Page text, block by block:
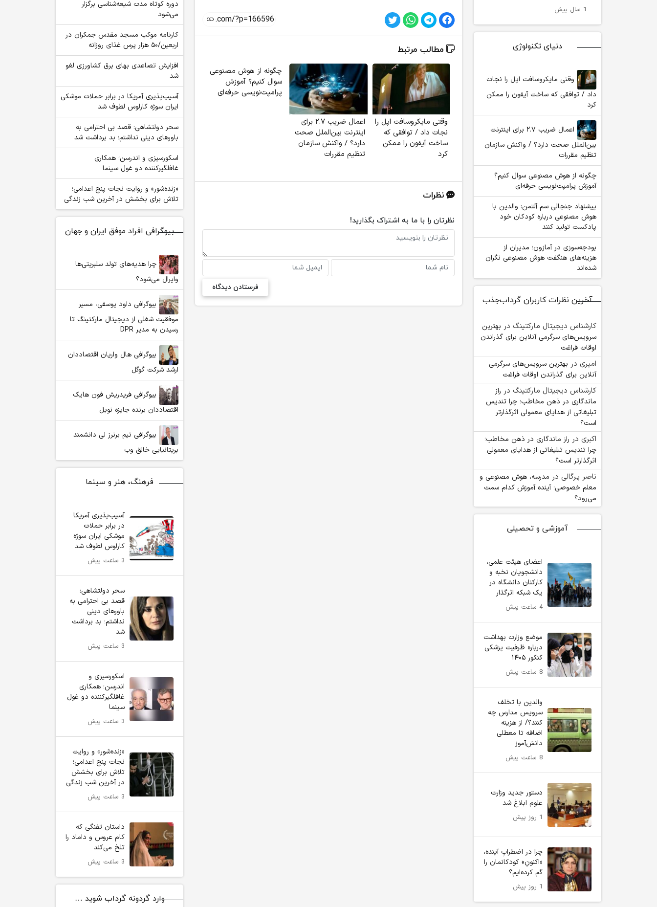
1 سال پیش
دنیای تکنولوژی
وقتی مایکروسافت اپل را نجات
داد / توافقی که ساخت آیفون را ممکن
کرد
اعمال ضریب ۲.۷ برای اینترنت
بین‌الملل صحت دارد؟ / واکنش سازمان
تنظیم مقررات
چگونه از هوش مصنوعی سوال کنیم؟
آموزش پرامپت‌نویسی حرفه‌ای
پیشنهاد جنجالی سم آلتمن: والدین با
هوش مصنوعی درباره کودکان خود
پادکست تولید کنند
بودجه‌سوزی در آمازون؛ مدیران از
هزینه‌های هنگفت هوش مصنوعی نگران
شده‌اند
آخرین نظرات کاربران گرداب‌جذب
کارشناس دیجیتال مارکتینگ در بهترین
سرویس‌های سرگرمی آنلاین برای گذراندن
اوقات فراغت
امیری در بهترین سرویس‌های سرگرمی
آنلاین برای گذراندن اوقات فراغت
کارشناس دیجیتال مارکتینگ در راز
ماندگاری در ذهن مخاطب؛ چرا تندیس
تبلیغاتی از هدایای معمولی اثرگذارتر
است؟
اکبری در راز ماندگاری در ذهن مخاطب؛
چرا تندیس تبلیغاتی از هدایای معمولی
اثرگذارتر است؟
ناصر پرگالی در مدرسه، هوش مصنوعی و
معلم خصوصی؛ آینده آموزش کدام سمت
می‌رود؟
آموزشی و تحصیلی
اعضای هیئت علمی،
دانشجویان نخبه و
کارکنان دانشگاه در
یک شبکه‌ اثرگذار
4 ساعت پیش
موضع وزارت بهداشت
درباره ظرفیت پزشکی
کنکور ۱۴۰۵
8 ساعت پیش
والدین با تخلف
سرویس مدارس چه
کنند؟/ از هزینه
اضافه تا معطلی
دانش‌آموز
8 ساعت پیش
دستور جدید وزارت
علوم ابلاغ شد
1 روز پیش
چرا در اضطرابِ آینده،
«اکنونِ» کودکانمان را
گم کرده‌ایم؟
1 روز پیش
مطالب مرتبط
وقتی مایکروسافت اپل را
نجات داد / توافقی که
ساخت آیفون را ممکن
کرد
اعمال ضریب ۲.۷ برای
اینترنت بین‌الملل صحت
دارد؟ / واکنش سازمان
تنظیم مقررات
چگونه از هوش مصنوعی
سوال کنیم؟ آموزش
پرامپت‌نویسی حرفه‌ای
پیشنهاد جنجالی سم
آلتمن: والدین با هوش
مصنوعی درباره کودکان
خود پادکست تولید کنند
بودجه‌سوزی در آمازون؛
هنگفت هوش مصنوعی
نگران شده‌اند
نظرات
نظرتان را با ما به اشتراک بگذارید!
دوره کوتاه مدت شیعه‌شناسی برگزار
می‌شود
کارنامه موکب مسجد مقدس جمکران در
اربعین/۵۰ هزار پرس غذای روزانه
افزایش تصاعدی بهای برق کشاورزی لغو
شد
آسیب‌پذیری آمریکا در برابر حملات موشکی
ایران سوژه کارلوس لطوف شد
سحر دولتشاهی: قصد بی احترامی به
باورهای دینی نداشتم؛ بد برداشت شد
اسکورسیزی و اندرسن؛ همکاری
غافلگیرکننده دو غول سینما
«زنده‌شور» و روایت نجات پنج اعدامی؛
تلاش برای بخشش در آخرین شب زندگی
بیوگرافی افراد موفق ایران و جهان
چرا هدیه‌های تولد سلبریتی‌ها
وایرال می‌شود؟
بیوگرافی داود یوسفی، مسیر
موفقیت شغلی از دیجیتال مارکتینگ تا
رسیدن به مدیر DPR
بیوگرافی هال واریان اقتصاددان
ارشد شرکت گوگل
بیوگرافی فریدریش فون هایک
اقتصاددان برنده جایزه نوبل
بیوگرافی تیم برنرز لی دانشمند
بریتانیایی خالق وب
فرهنگ، هنر و سینما
آسیب‌پذیری آمریکا
در برابر حملات
موشکی ایران سوژه
کارلوس لطوف شد
3 ساعت پیش
سحر دولتشاهی:
قصد بی احترامی به
باورهای دینی
نداشتم؛ بد برداشت
شد
3 ساعت پیش
اسکورسیزی و
اندرسن؛ همکاری
غافلگیرکننده دو غول
سینما
3 ساعت پیش
«زنده‌شور» و روایت
نجات پنج اعدامی؛
تلاش برای بخشش
در آخرین شب زندگی
3 ساعت پیش
داستان تفنگی که
کام عروس و داماد را
تلخ می‌کند
3 ساعت پیش
وارد گردونه گرداب شوید …